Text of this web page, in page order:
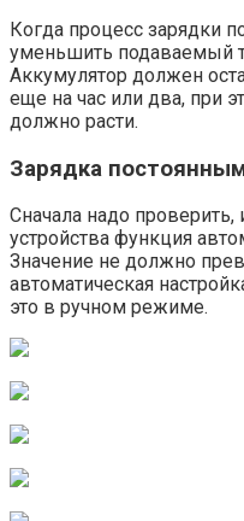
Когда процесс зарядки
уменьшить подаваемый
Аккумулятор должен
еще на час или два, при
должно расти.
Зарядка
Сначала надо проверить,
устройства функция
Значение не должно
автоматическая
это в ручном режиме.